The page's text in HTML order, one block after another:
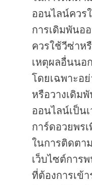
ออนไลน์ควร
การเดิมพันอ
ควรใช้วีซ่าห
เหตุผลอื่นนอ
โดยเฉพาะอ
หรือวางเดิม
ออนไลน์เป็น
การ์ดอวยพร
ในการติดตา
เว็บไซต์การ
ที่ต้องการเข้า